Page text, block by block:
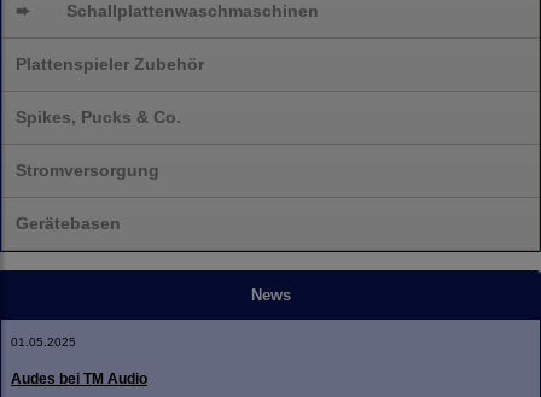
➨ Schallplattenwaschmaschinen
Plattenspieler Zubehör
Spikes, Pucks & Co.
Stromversorgung
Gerätebasen
News
01.05.2025
Audes bei TM Audio